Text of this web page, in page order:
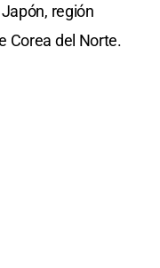
región
Corea del Norte.